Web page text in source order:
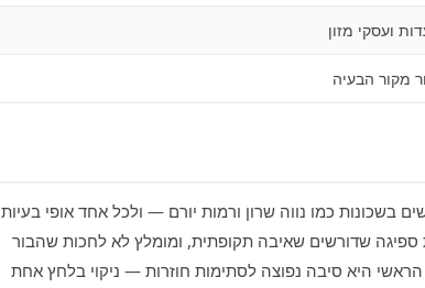
ועסקי מזון
מקור הבעיה
בשכונות כמו נווה שרון ורמות יורם — ולכל אחד אופי בעיות
ספיגה שדורשים שאיבה תקופתית, ומומלץ לא לחכות שהבור
היא סיבה נפוצה לסתימות חוזרות — ניקוי בלחץ אחת